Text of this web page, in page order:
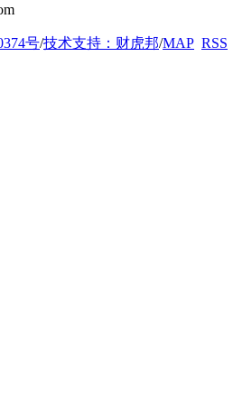
号/技术支持：财虎邦/MAP RSS